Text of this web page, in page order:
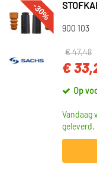
-30%
900 103
€ 47,48
€
Op
Vandaag
geleverd.